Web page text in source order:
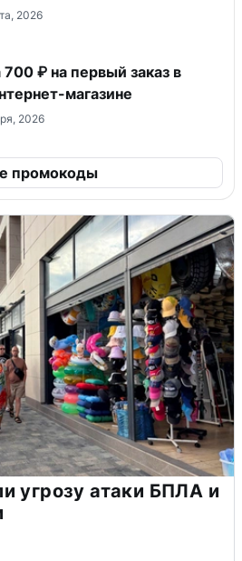
2026
700 ₽ на первый заказ в
магазине
2026
промокоды
угрозу атаки БПЛА и